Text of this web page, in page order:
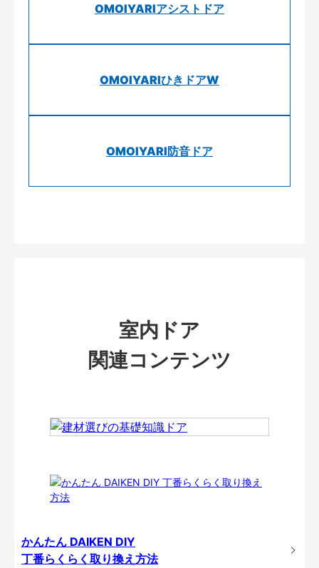
OMOIYARIアシストドア
OMOIYARIひきドアW
OMOIYARI防音ドア
室内ドア
関連コンテンツ
かんたん DAIKEN DIY
丁番らくらく取り換え方法